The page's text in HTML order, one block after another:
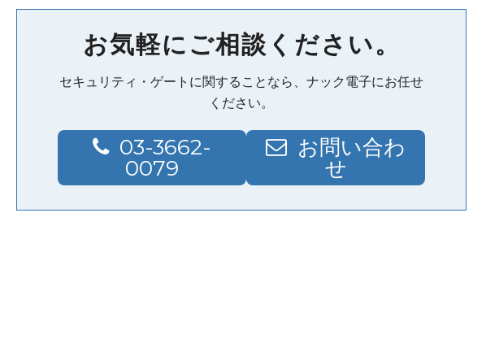
お気軽にご相談ください。
セキュリティ・ゲートに関することなら、ナック電子にお任せ
ください。
03-3662-
0079
お問い合わ
せ